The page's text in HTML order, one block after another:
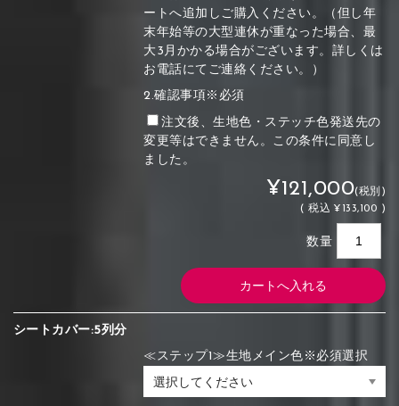
ートへ追加しご購入ください。（但し年
末年始等の大型連休が重なった場合、最
大3月かかる場合がございます。詳しくは
お電話にてご連絡ください。）
2.確認事項※必須
注文後、生地色・ステッチ色発送先の
変更等はできません。この条件に同意し
ました。
¥121,000(税別)
(税込 ¥133,100 )
数量
シートカバー:5列分
≪ステップ1≫生地メイン色※必須選択